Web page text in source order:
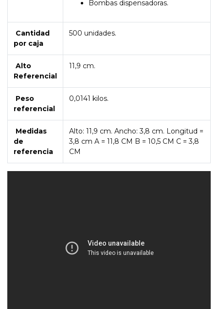
Bombas dispensadoras.
Cantidad
por caja
500 unidades.
Alto
Referencial
11,9 cm.
Peso
referencial
0,0141 kilos.
Medidas
de
referencia
Alto: 11,9 cm. Ancho: 3,8 cm. Longitud =
3,8 cm A = 11,8 CM B = 10,5 CM C = 3,8
CM